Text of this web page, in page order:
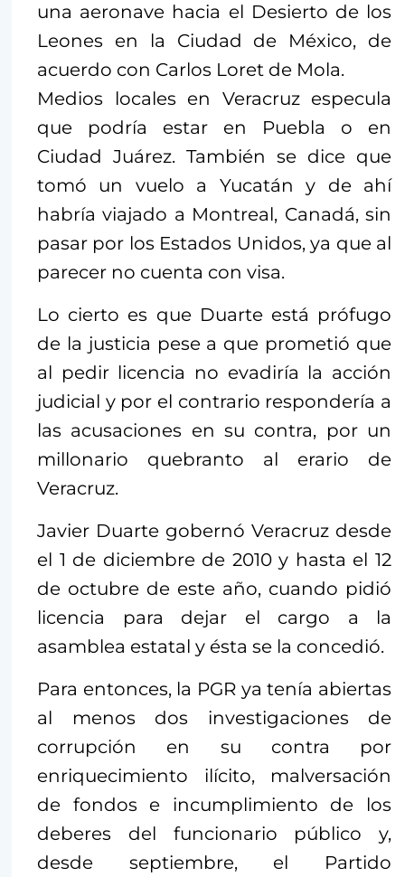
una aeronave hacia el Desierto de los
Leones en la Ciudad de México, de
acuerdo con Carlos Loret de Mola.
Medios locales en Veracruz especula
que podría estar en Puebla o en
Ciudad Juárez. También se dice que
tomó un vuelo a Yucatán y de ahí
habría viajado a Montreal, Canadá, sin
pasar por los Estados Unidos, ya que al
parecer no cuenta con visa.
Lo cierto es que Duarte está prófugo
de la justicia pese a que prometió que
al pedir licencia no evadiría la acción
judicial y por el contrario respondería a
las acusaciones en su contra, por un
millonario quebranto al erario de
Veracruz.
Javier Duarte gobernó Veracruz desde
el 1 de diciembre de 2010 y hasta el 12
de octubre de este año, cuando pidió
licencia para dejar el cargo a la
asamblea estatal y ésta se la concedió.
Para entonces, la PGR ya tenía abiertas
al menos dos investigaciones de
corrupción en su contra por
enriquecimiento ilícito, malversación
de fondos e incumplimiento de los
deberes del funcionario público y,
desde septiembre, el Partido